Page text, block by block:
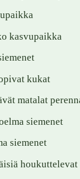
kasvupaikka
kukat
matalat
siemenet
siemenet
houkuttelevat